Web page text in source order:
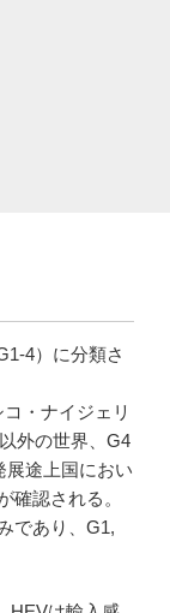
4）に分類さ
・ナイジェリ
外の世界、G4
展途上国におい
確認される。
であり、G1,